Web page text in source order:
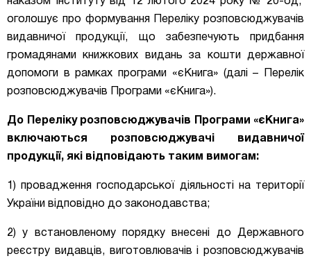
оголошує про формування Переліку розповсюджувачів
видавничої продукції, що забезпечують придбання
громадянами книжкових видань за кошти державної
допомоги в рамках програми «єКнига» (далі – Перелік
розповсюджувачів Програми «єКнига»).
До Переліку розповсюджувачів Програми «єКнига»
включаються розповсюджувачі видавничої
продукції, які відповідають таким вимогам:
1) провадження господарської діяльності на території
України відповідно до законодавства;
2) у встановленому порядку внесені до Державного
реєстру видавців, виготовлювачів і розповсюджувачів